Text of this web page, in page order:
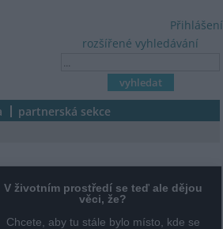
rozšířené vyhledávání
Přihlášení
partnerská sekce